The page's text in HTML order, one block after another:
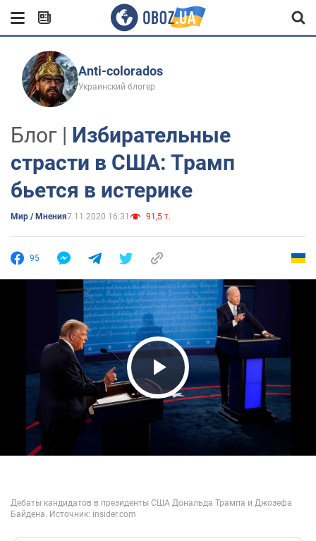
Anti-colorados
Украинский блогер
Блог | Избирательные
страсти в США: Трамп
бьется в истерике
Мир / Мнения7.11.2020 16:31 91,5 т.
95
Play Video